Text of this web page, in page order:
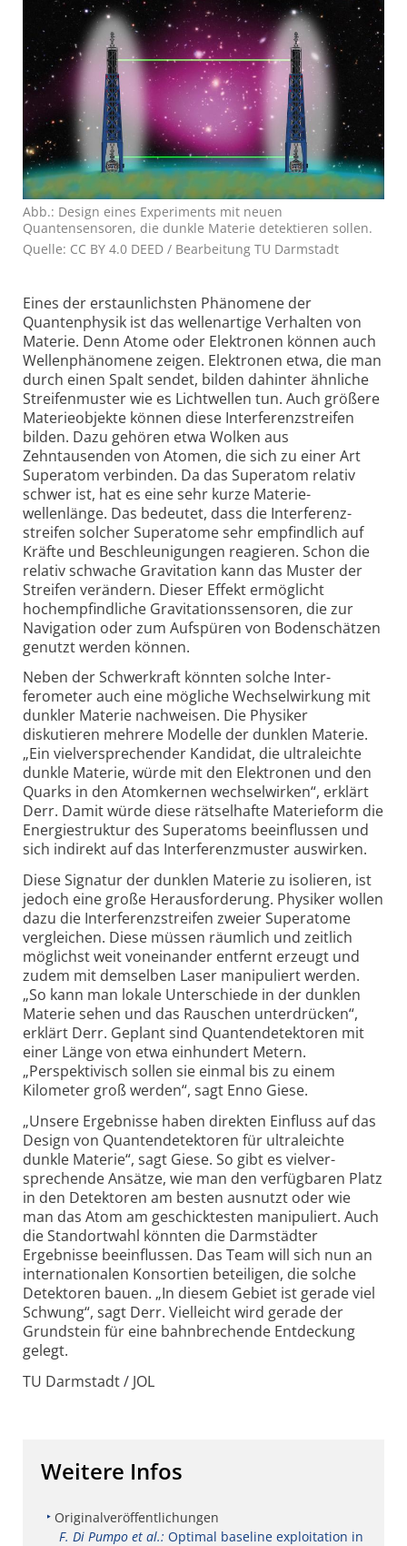
Abb.: Design eines Experiments mit neuen
Quantensensoren, die dunkle Materie detektieren sollen.
Quelle: CC BY 4.0 DEED / Bearbeitung TU Darmstadt
Eines der erstaunlichsten Phänomene der
Quantenphysik ist das wellenartige Verhalten von
Materie. Denn Atome oder Elektronen können auch
Wellenphänomene zeigen. Elektronen etwa, die man
durch einen Spalt sendet, bilden dahinter ähnliche
Streifenmuster wie es Lichtwellen tun. Auch größere
Materieobjekte können diese Interferenz­streifen
bilden. Dazu gehören etwa Wolken aus
Zehntausenden von Atomen, die sich zu einer Art
Superatom verbinden. Da das Superatom relativ
schwer ist, hat es eine sehr kurze Materie­
wellenlänge. Das bedeutet, dass die Interferenz­
streifen solcher Superatome sehr empfindlich auf
Kräfte und Beschleunigungen reagieren. Schon die
relativ schwache Gravitation kann das Muster der
Streifen verändern. Dieser Effekt ermöglicht
hochempfindliche Gravitations­sensoren, die zur
Navigation oder zum Aufspüren von Bodenschätzen
genutzt werden können.
Neben der Schwerkraft könnten solche Inter­
ferometer auch eine mögliche Wechselwirkung mit
dunkler Materie nachweisen. Die Physiker
diskutieren mehrere Modelle der dunklen Materie.
„Ein vielver­sprechender Kandidat, die ultraleichte
dunkle Materie, würde mit den Elektronen und den
Quarks in den Atomkernen wechsel­wirken“, erklärt
Derr. Damit würde diese rätselhafte Materieform die
Energiestruktur des Superatoms beeinflussen und
sich indirekt auf das Interferenz­muster auswirken.
Diese Signatur der dunklen Materie zu isolieren, ist
jedoch eine große Herausforderung. Physiker wollen
dazu die Interferenz­streifen zweier Superatome
vergleichen. Diese müssen räumlich und zeitlich
möglichst weit voneinander entfernt erzeugt und
zudem mit demselben Laser manipuliert werden.
„So kann man lokale Unterschiede in der dunklen
Materie sehen und das Rauschen unterdrücken“,
erklärt Derr. Geplant sind Quanten­detektoren mit
einer Länge von etwa einhundert Metern.
„Perspektivisch sollen sie einmal bis zu einem
Kilometer groß werden“, sagt Enno Giese.
„Unsere Ergebnisse haben direkten Einfluss auf das
Design von Quanten­detektoren für ultraleichte
dunkle Materie“, sagt Giese. So gibt es vielver­
sprechende Ansätze, wie man den verfügbaren Platz
in den Detektoren am besten ausnutzt oder wie
man das Atom am geschicktesten manipuliert. Auch
die Standort­wahl könnten die Darmstädter
Ergebnisse beeinflussen. Das Team will sich nun an
internationalen Konsortien beteiligen, die solche
Detektoren bauen. „In diesem Gebiet ist gerade viel
Schwung“, sagt Derr. Vielleicht wird gerade der
Grundstein für eine bahn­brechende Entdeckung
gelegt.
TU Darmstadt / JOL
Weitere Infos
Originalveröffentlichungen
F. Di Pumpo et al.: Optimal baseline exploitation in